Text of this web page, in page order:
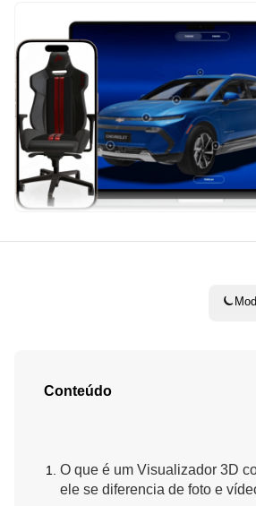
Conteúdo
O que é um Visualizador 3D
ele se diferencia de foto e